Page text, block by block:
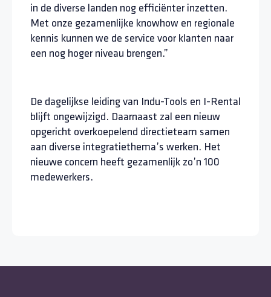
in de diverse landen nog efficiënter inzetten.
Met onze gezamenlijke knowhow en regionale
kennis kunnen we de service voor klanten naar
een nog hoger niveau brengen.”
De dagelijkse leiding van Indu-Tools en I-Rental
blijft ongewijzigd. Daarnaast zal een nieuw
opgericht overkoepelend directieteam samen
aan diverse integratiethema’s werken. Het
nieuwe concern heeft gezamenlijk zo’n 100
medewerkers.